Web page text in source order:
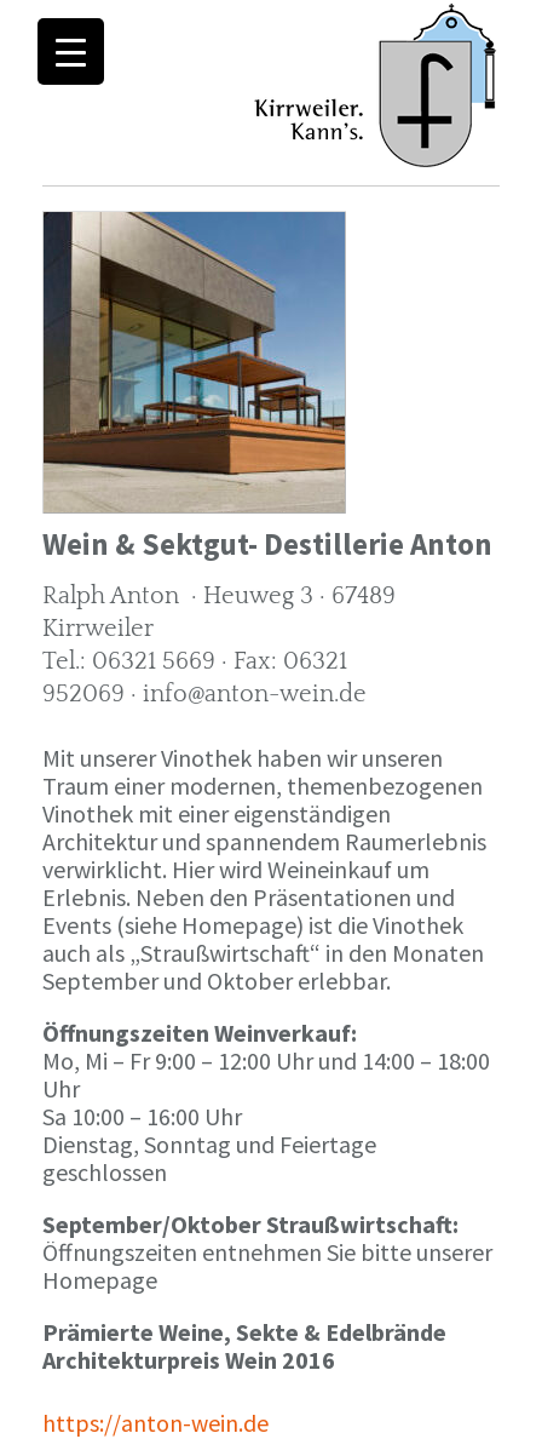
Wein & Sektgut- Destillerie Anton
Ralph Anton · Heuweg 3 · 67489
Kirrweiler
Tel.: 06321 5669 · Fax: 06321
952069 · info@anton-wein.de
Mit unserer Vinothek haben wir unseren
Traum einer modernen, themenbezogenen
Vinothek mit einer eigenständigen
Architektur und spannendem Raumerlebnis
verwirklicht. Hier wird Weineinkauf um
Erlebnis. Neben den Präsentationen und
Events (siehe Homepage) ist die Vinothek
auch als „Straußwirtschaft“ in den Monaten
September und Oktober erlebbar.
Öffnungszeiten Weinverkauf:
Mo, Mi – Fr 9:00 – 12:00 Uhr und 14:00 – 18:00
Uhr
Sa 10:00 – 16:00 Uhr
Dienstag, Sonntag und Feiertage
geschlossen
September/Oktober Straußwirtschaft:
Öffnungszeiten entnehmen Sie bitte unserer
Homepage
Prämierte Weine, Sekte & Edelbrände
Architekturpreis Wein 2016
https://anton-wein.de